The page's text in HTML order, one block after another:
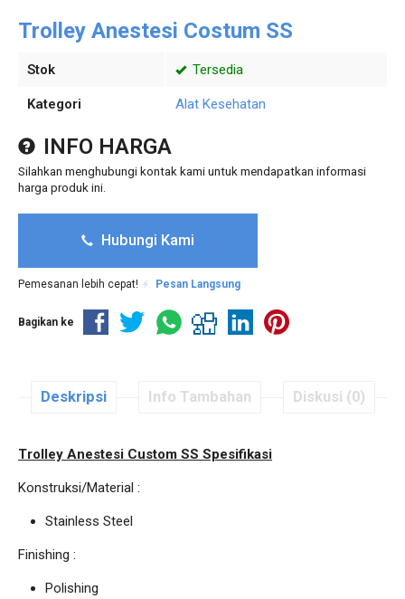
Trolley Anestesi Costum SS
Stok Tersedia
Kategori Alat Kesehatan
INFO HARGA
Silahkan menghubungi kontak kami untuk mendapatkan informasi
harga produk ini.
Hubungi Kami
Pemesanan lebih cepat! Pesan Langsung
Bagikan ke
Deskripsi Info Tambahan Diskusi (0)
Trolley Anestesi Custom SS Spesifikasi
Konstruksi/Material :
Stainless Steel
Finishing :
Polishing